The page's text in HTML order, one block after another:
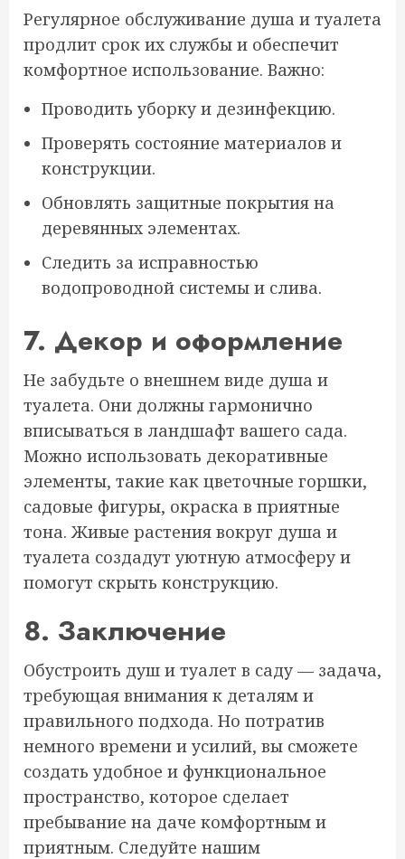
Регулярное обслуживание душа и туалета
продлит срок их службы и обеспечит
комфортное использование. Важно:
Проводить уборку и дезинфекцию.
Проверять состояние материалов и
конструкции.
Обновлять защитные покрытия на
деревянных элементах.
Следить за исправностью
водопроводной системы и слива.
7. Декор и оформление
Не забудьте о внешнем виде душа и
туалета. Они должны гармонично
вписываться в ландшафт вашего сада.
Можно использовать декоративные
элементы, такие как цветочные горшки,
садовые фигуры, окраска в приятные
тона. Живые растения вокруг душа и
туалета создадут уютную атмосферу и
помогут скрыть конструкцию.
8. Заключение
Обустроить душ и туалет в саду — задача,
требующая внимания к деталям и
правильного подхода. Но потратив
немного времени и усилий, вы сможете
создать удобное и функциональное
пространство, которое сделает
пребывание на даче комфортным и
приятным. Следуйте нашим